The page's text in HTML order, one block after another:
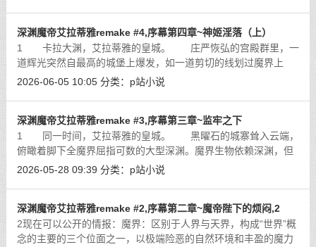
深渊魔帝艾拉蒂雅remake #4,序幕第四章~神姬淫落（上）
1 卡拉大渊，艾拉蒂雅的皇城。 庄严恢弘的宫殿群里，一
道辉光突然自最高的城堡上爆发，如一道剪切的线划过魔界上
空，击穿山脉，撕裂大地，在压倒性的暴风扫去了一万米的乌云
2026-06-05 10:05 分类： p站小说
深渊魔帝艾拉蒂雅remake #3,序幕第三章~监牢之下
1 同一时间，艾拉蒂雅的皇城。 黑曜石的城寨耸入云端，
俯瞰着脚下全魔界屈指可数的大型深渊。魔界生物依赖深渊，但
也畏惧深渊，因为其即是这个混沌的世界里少数的避难所，但也
2026-05-28 09:39 分类： p站小说
深渊魔帝艾拉蒂雅remake #2,序幕第二章~魔帝陛下的烦闷,2
2现在可以公开的情报：魔界：区别于人界与天界，构成“世界”概
念的主要的三个位面之一，以极端险恶的自然环境和丰盈的魔力